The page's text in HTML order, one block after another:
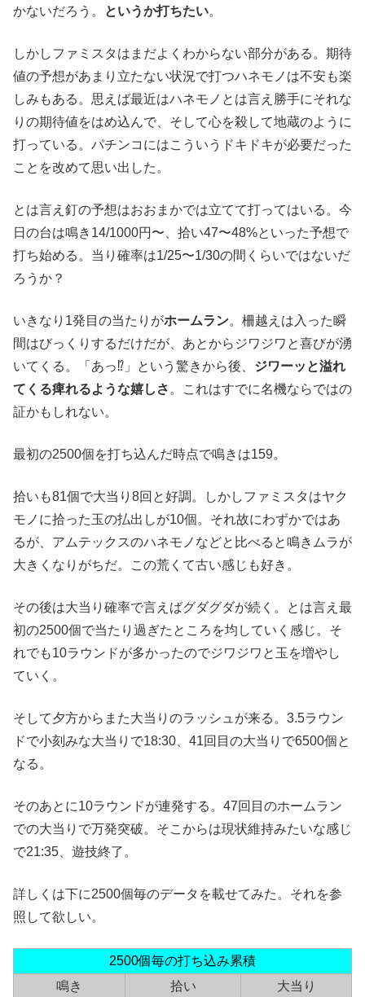
かないだろう。
というか打ちたい。
しかしファミスタはまだよくわからない部分がある。期待
値の予想があまり立たない状況で打つハネモノは不安も楽
しみもある。思えば最近はハネモノとは言え勝手にそれな
りの期待値をはめ込んで、そして心を殺して地蔵のように
打っている。パチンコにはこういうドキドキが必要だった
ことを改めて思い出した。
とは言え釘の予想はおおまかでは立てて打ってはいる。今
日の台は鳴き14/1000円〜、拾い47〜48%といった予想で
打ち始める。当り確率は1/25〜1/30の間くらいではないだ
ろうか？
いきなり1発目の当たりがホームラン。柵越えは入った瞬
間はびっくりするだけだが、あとからジワジワと喜びが湧
いてくる。「あっ⁉」という驚きから後、 ジワーッと溢れ
てくる痺れるような嬉しさ 。これはすでに名機ならではの
証かもしれない。
最初の2500個を打ち込んだ時点で鳴きは159。
拾いも81個で大当り8回と好調。しかしファミスタはヤク
モノに拾った玉の払出しが10個。それ故にわずかではあ
るが、アムテックスのハネモノなどと比べると鳴きムラが
大きくなりがちだ。この荒くて古い感じも好き。
その後は大当り確率で言えばグダグダが続く。とは言え最
初の2500個で当たり過ぎたところを均していく感じ。そ
れでも10ラウンドが多かったのでジワジワと玉を増やし
ていく。
そして夕方からまた大当りのラッシュが来る。3.5ラウン
ドで小刻みな大当りで18:30、41回目の大当りで6500個と
なる。
そのあとに10ラウンドが連発する。47回目のホームラン
での大当りで万発突破。そこからは現状維持みたいな感じ
で21:35、遊技終了。
詳しくは下に2500個毎のデータを載せてみた。それを参
照して欲しい。
2500個毎の打ち込み累積
鳴き
拾い
大当り